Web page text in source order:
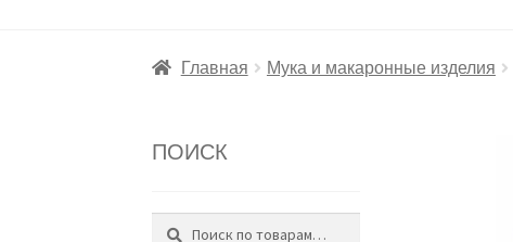
Главная Мука и макаронные изделия
ПОИСК
Искать:
Поиск